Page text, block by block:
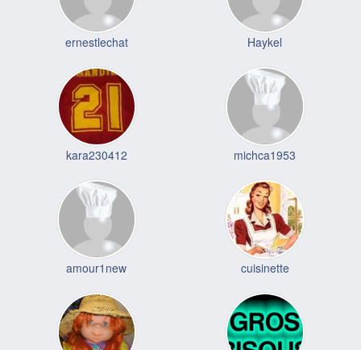
ernestlechat Haykel
kara230412 michca1953
amour1new cuisinette